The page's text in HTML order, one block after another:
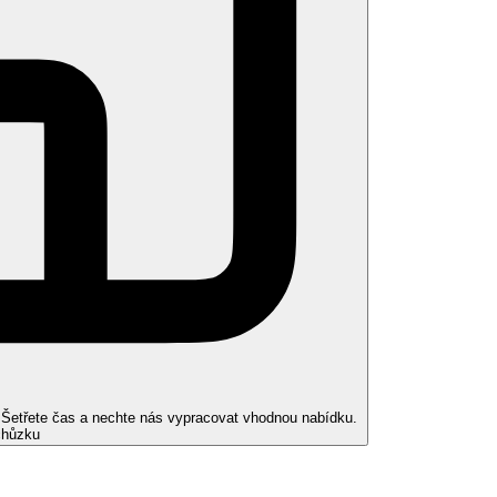
čas a nechte nás vypracovat vhodnou nabídku.